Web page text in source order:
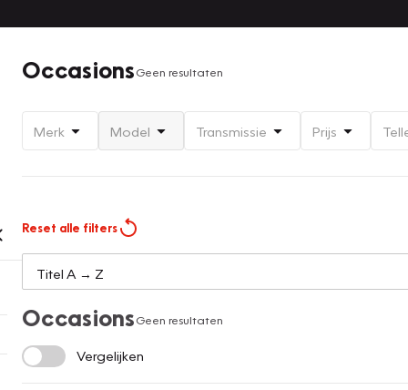
OccasionsGeen resultaten
Merk Model Transmissie Prijs
Reset alle filters
OccasionsGeen resultaten
Vergelijken